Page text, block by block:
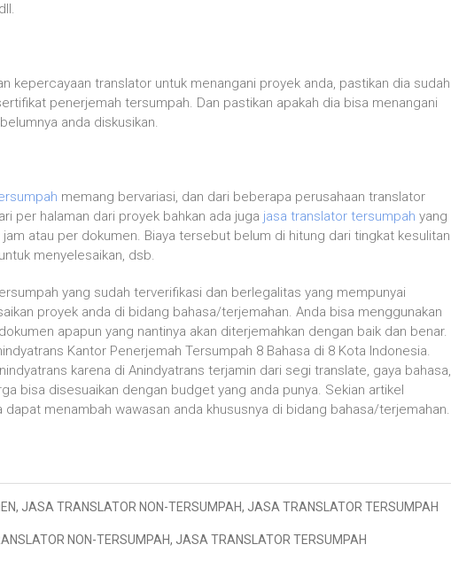
kepercayaan translator untuk menangani proyek anda, pastikan dia sudah
penerjemah tersumpah. Dan pastikan apakah dia bisa menangani
anda diskusikan.
memang bervariasi, dan dari beberapa perusahaan translator
per halaman dari proyek bahkan ada juga jasa translator tersumpah yang
atau per dokumen. Biaya tersebut belum di hitung dari tingkat kesulitan
menyelesaikan, dsb.
yang sudah terverifikasi dan berlegalitas yang mempunyai
proyek anda di bidang bahasa/terjemahan. Anda bisa menggunakan
apapun yang nantinya akan diterjemahkan dengan baik dan benar.
Kantor Penerjemah Tersumpah 8 Bahasa di 8 Kota Indonesia.
karena di Anindyatrans terjamin dari segi translate, gaya bahasa,
bisa disesuaikan dengan budget yang anda punya. Sekian artikel
menambah wawasan anda khususnya di bidang bahasa/terjemahan.
, JASA TRANSLATOR NON-TERSUMPAH, JASA TRANSLATOR TERSUMPAH
NON-TERSUMPAH, JASA TRANSLATOR TERSUMPAH